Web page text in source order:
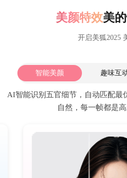
美颜特效美
开启美狐2025
智能美颜 趣味互
AI智能识别五官细节，自动匹配最
自然，每一帧都是